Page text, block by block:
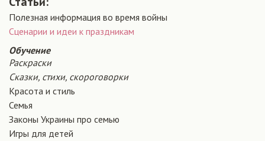
Полезная информация во время войны
Сценарии и идеи к праздникам
Обучение
Раскраски
Сказки, стихи, скороговорки
Красота и стиль
Семья
Законы Украины про семью
Игры для детей